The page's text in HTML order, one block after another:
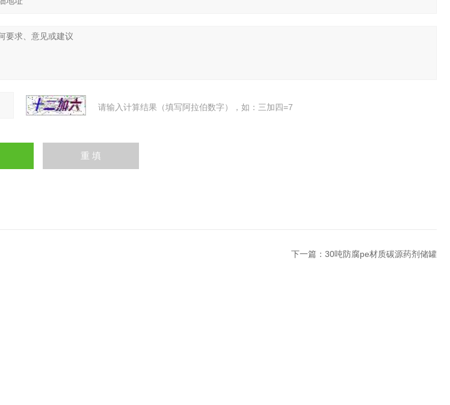
请输入计算结果（填写阿拉伯数字），如：三加四=7
下一篇： 30吨防腐pe材质碳源药剂储罐